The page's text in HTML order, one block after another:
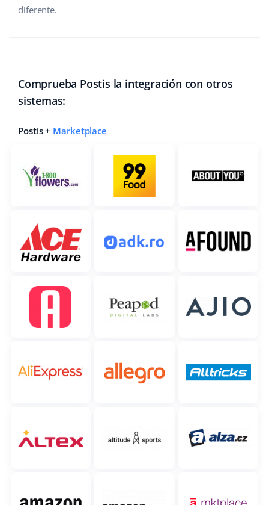
diferente.
Comprueba Postis la integración con otros
sistemas:
Postis + Marketplace